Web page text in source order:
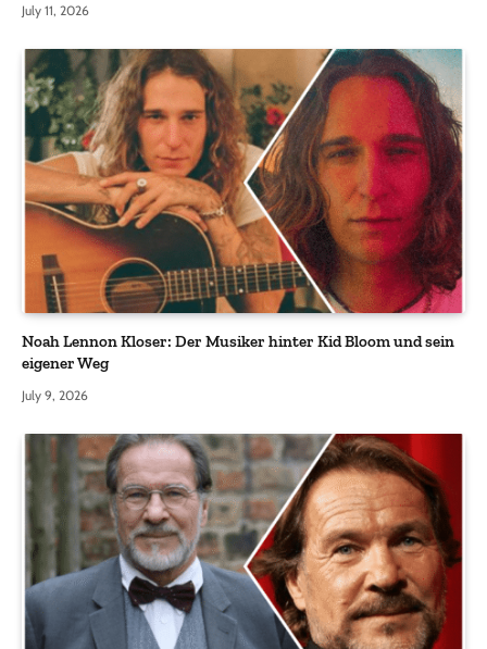
July 11, 2026
Noah Lennon Kloser: Der Musiker hinter Kid Bloom und sein
eigener Weg
July 9, 2026